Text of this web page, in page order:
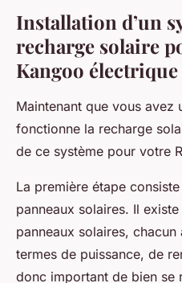
Installation d’un
recharge solaire
Kangoo électrique
Maintenant que vous avez
fonctionne la recharge
de ce système pour votre
La première étape
panneaux solaires. Il
panneaux solaires,
termes de puissance, de
donc important de bien se